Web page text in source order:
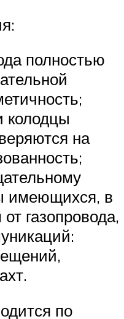
полностью
колодцы
на
имеющихся, в
газопровода,
по